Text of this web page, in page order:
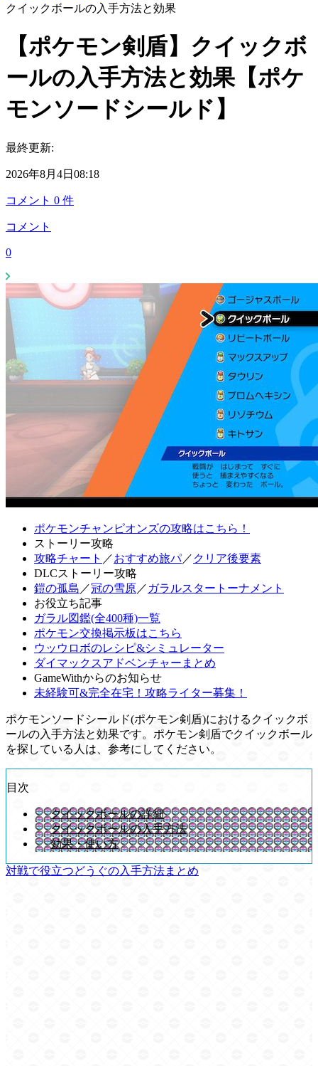
クイックボールの入手方法と効果
【ポケモン剣盾】クイックボ
ールの入手方法と効果【ポケ
モンソードシールド】
最終更新:
2026年8月4日08:18
コメント 0 件
コメント
0
ポケモンチャンピオンズの攻略はこちら！
ストーリー攻略
攻略チャート ／おすすめ旅パ／ クリア後要素
DLCストーリー攻略
鎧の孤島 ／冠の雪原／ ガラルスタートーナメント
お役立ち記事
ガラル図鑑(全400種)一覧
ポケモン交換掲示板はこちら
ウッウロボのレシピ&シミュレーター
ダイマックスアドベンチャーまとめ
GameWithからのお知らせ
未経験可&完全在宅！攻略ライター募集！
ポケモンソードシールド(ポケモン剣盾)におけるクイックボ
ールの入手方法と効果です。ポケモン剣盾でクイックボール
を探している人は、参考にしてください。
目次
クイックボールの詳細
クイックボールの入手方法
効果・使い方
対戦で役立つどうぐの入手方法まとめ